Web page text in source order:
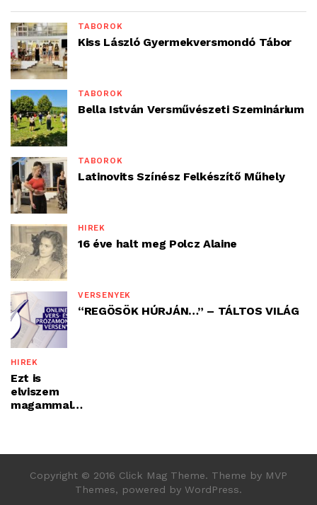
TÁBOROK
Kiss László Gyermekversmondó Tábor
TÁBOROK
Bella István Versművészeti Szeminárium
TÁBOROK
Latinovits Színész Felkészítő Műhely
HÍREK
16 éve halt meg Polcz Alaine
VERSENYEK
“REGÖSÖK HÚRJÁN…” – TÁLTOS VILÁG
HÍREK
Ezt is
elviszem
magammal…
Copyright © 2016 Click Mag Theme. Theme by MVP
Themes, powered by WordPress.